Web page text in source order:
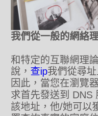
我們從一般的網絡
和特定的互聯網理
說， 查ip我們從尋
因此，當您在瀏覽
求首先發送到 DNS
該地址，他/她可以